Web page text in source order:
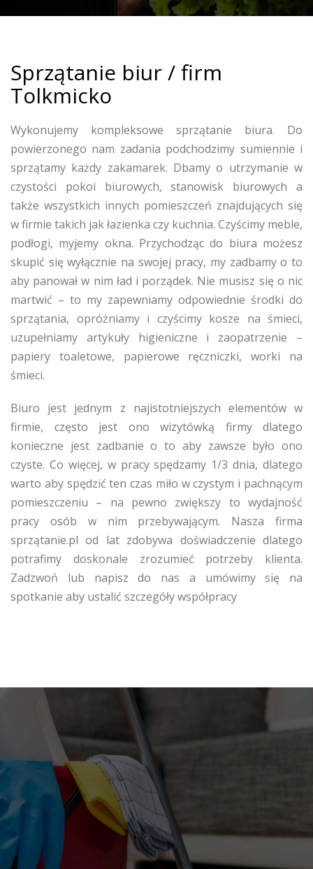
Sprzątanie biur / firm
Tolkmicko
Wykonujemy kompleksowe sprzątanie biura. Do
powierzonego nam zadania podchodzimy sumiennie i
sprzątamy każdy zakamarek. Dbamy o utrzymanie w
czystości pokoi biurowych, stanowisk biurowych a
także wszystkich innych pomieszczeń znajdujących się
w firmie takich jak łazienka czy kuchnia. Czyścimy meble,
podłogi, myjemy okna. Przychodząc do biura możesz
skupić się wyłącznie na swojej pracy, my zadbamy o to
aby panował w nim ład i porządek. Nie musisz się o nic
martwić – to my zapewniamy odpowiednie środki do
sprzątania, opróżniamy i czyścimy kosze na śmieci,
uzupełniamy artykuły higieniczne i zaopatrzenie –
papiery toaletowe, papierowe ręczniczki, worki na
śmieci.
Biuro jest jednym z najistotniejszych elementów w
firmie, często jest ono wizytówką firmy dlatego
konieczne jest zadbanie o to aby zawsze było ono
czyste. Co więcej, w pracy spędzamy 1/3 dnia, dlatego
warto aby spędzić ten czas miło w czystym i pachnącym
pomieszczeniu – na pewno zwiększy to wydajność
pracy osób w nim przebywającym. Nasza firma
sprzątanie.pl od lat zdobywa doświadczenie dlatego
potrafimy doskonale zrozumieć potrzeby klienta.
Zadzwoń lub napisz do nas a umówimy się na
spotkanie aby ustalić szczegóły współpracy